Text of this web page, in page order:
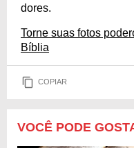
dores.
Torne suas fotos
Bíblia
COPIAR
VOCÊ PODE